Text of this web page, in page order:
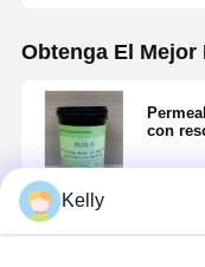
Inicio
Obtenga El Mejor
con
Kelly